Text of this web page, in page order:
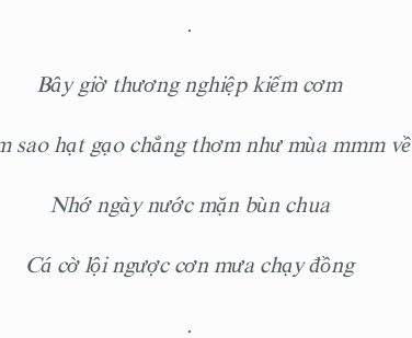
.
Bây giờ thương nghiệp kiếm cơm
sao hạt gạo chẳng thơm như mùa mmm về
Nhớ ngày nước mặn bùn chua
Cá cờ lội ngược cơn mưa chạy đồng
.